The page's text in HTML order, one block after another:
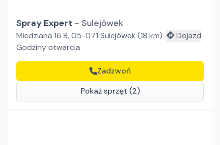
Spray Expert - Sulejówek
Miedziana 16 B, 05-071 Sulejówek (18 km)
Dojazd
Godziny otwarcia
Zadzwoń
Pokaż sprzęt (2)